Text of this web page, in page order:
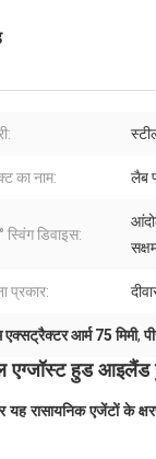
का नाम: लैब
स्विंग डिवाइस:
प्रकार:
आर्म 75 मिमी,
एग्जॉस्ट हुड
यह रासायनिक एजेंटों के